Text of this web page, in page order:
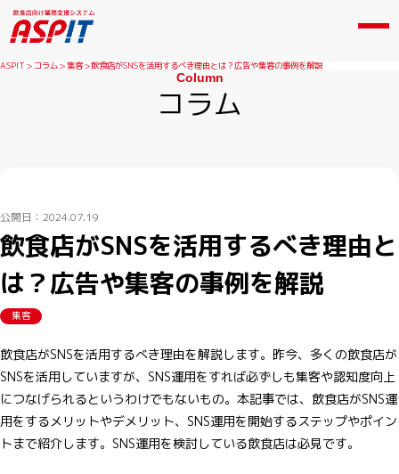
ASPIT コラム 集客 飲食店がSNSを活用するべき理由とは？広告や集客の事例を解説
Column
コラム
公開日：2024.07.19
飲食店がSNSを活用するべき理由と
は？広告や集客の事例を解説
集客
飲食店がSNSを活用するべき理由を解説します。昨今、多くの飲食店が
SNSを活用していますが、SNS運用をすれば必ずしも集客や認知度向上
につなげられるというわけでもないもの。本記事では、飲食店がSNS運
用をするメリットやデメリット、SNS運用を開始するステップやポイン
トまで紹介します。SNS運用を検討している飲食店は必見です。